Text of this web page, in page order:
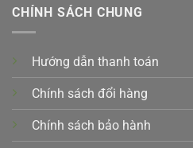
CHÍNH SÁCH CHUNG
Hướng dẫn thanh toán
Chính sách đổi hàng
Chính sách bảo hành